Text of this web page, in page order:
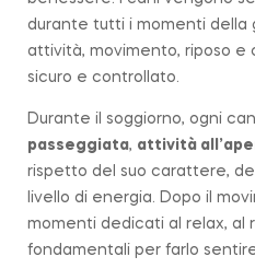
durante tutti i momenti della
attività, movimento, riposo e
sicuro e controllato.
Durante il soggiorno, ogni
passeggiata, attività
rispetto del suo carattere,
livello di energia. Dopo il
momenti dedicati al relax, al
fondamentali per farlo